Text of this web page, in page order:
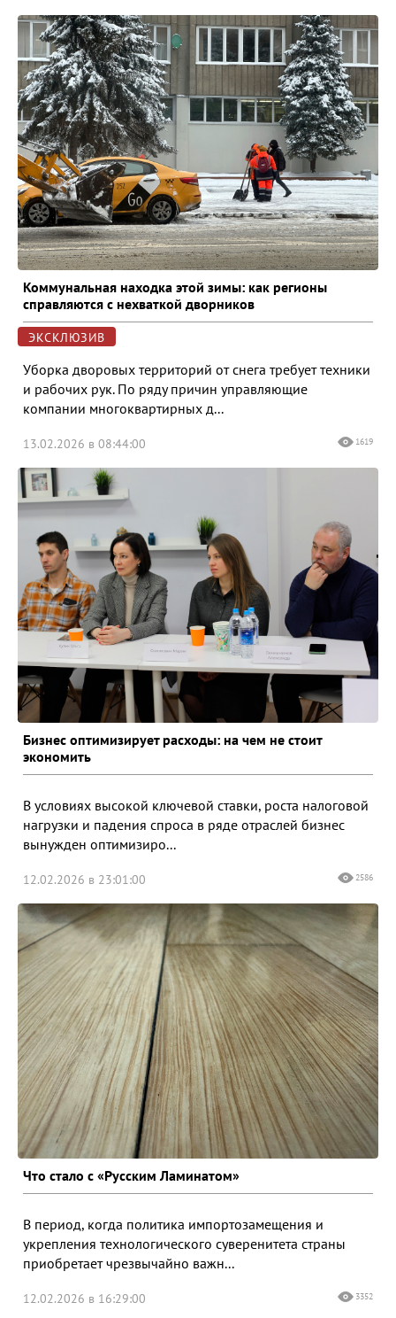
Коммунальная находка этой зимы: как регионы
справляются с нехваткой дворников
ЭКСКЛЮЗИВ
Уборка дворовых территорий от снега требует техники
и рабочих рук. По ряду причин управляющие
компании многоквартирных д...
13.02.2026 в 08:44:00 1619
Бизнес оптимизирует расходы: на чем не стоит
экономить
В условиях высокой ключевой ставки, роста налоговой
нагрузки и падения спроса в ряде отраслей бизнес
вынужден оптимизиро...
12.02.2026 в 23:01:00 2586
Что стало с «Русским Ламинатом»
В период, когда политика импортозамещения и
укрепления технологического суверенитета страны
приобретает чрезвычайно важн...
12.02.2026 в 16:29:00 3352